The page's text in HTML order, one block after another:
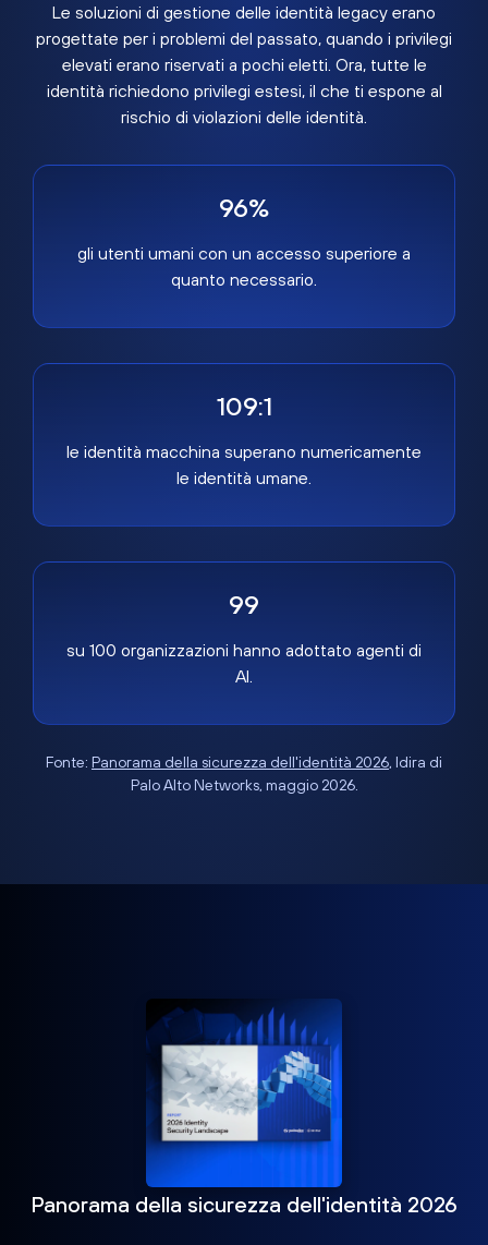
Le soluzioni di gestione delle identità legacy erano
progettate per i problemi del passato, quando i privilegi
elevati erano riservati a pochi eletti. Ora, tutte le
identità richiedono privilegi estesi, il che ti espone al
rischio di violazioni delle identità.
96%
gli utenti umani con un accesso superiore a
quanto necessario.
109:1
le identità macchina superano numericamente
le identità umane.
99
su 100 organizzazioni hanno adottato agenti di
AI.
Fonte: Panorama della sicurezza dell'identità 2026, Idira di
Palo Alto Networks, maggio 2026.
Panorama della sicurezza dell'identità 2026